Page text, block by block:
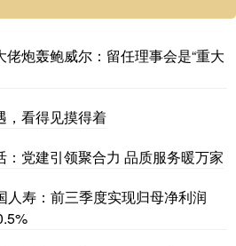
炮轰鲍威尔：留任理事会是“重大
，看得见摸得着
：党建引领聚合力 品质服务暖万家
人寿：前三季度实现归母净利润